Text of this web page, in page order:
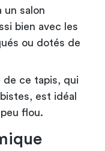
un salon
bien avec les
ou dotés de
de ce tapis, qui
est idéal
flou.